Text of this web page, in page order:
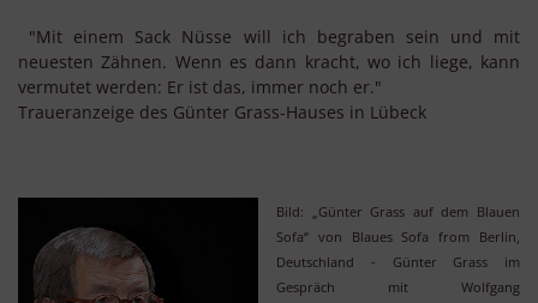
"Mit einem Sack Nüsse will ich begraben sein und mit
neuesten Zähnen. Wenn es dann kracht, wo ich liege, kann
vermutet werden: Er ist das, immer noch er."
Traueranzeige des Günter Grass-Hauses in Lübeck
Bild: „Günter Grass auf dem Blauen
Sofa“ von Blaues Sofa from Berlin,
Deutschland - Günter Grass im
Gespräch mit Wolfgang